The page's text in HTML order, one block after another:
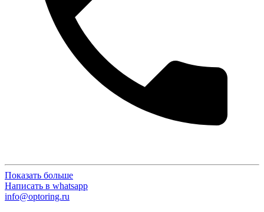
Показать больше
Написать в whatsapp
info@optoring.ru